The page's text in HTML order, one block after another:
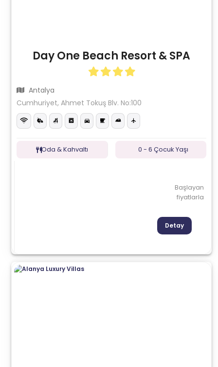
Day One Beach Resort & SPA
Antalya
Cumhuriyet, Ahmet Tokuş Blv. No:100
Oda & Kahvaltı 0 - 6 Çocuk Yaşı
Başlayan
fiyatlarla
Detay